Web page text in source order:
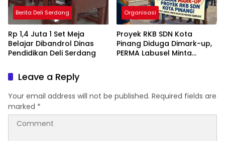
Berita Deli Serdang
Rp 1,4 Juta 1 Set Meja
Belajar Dibandrol Dinas
Pendidikan Deli Serdang
Organisasi
Proyek RKB SDN Kota
Pinang Diduga Dimark-up,
PERMA Labusel Minta
Leave a Reply
Your email address will not be published. Required fields are
marked *